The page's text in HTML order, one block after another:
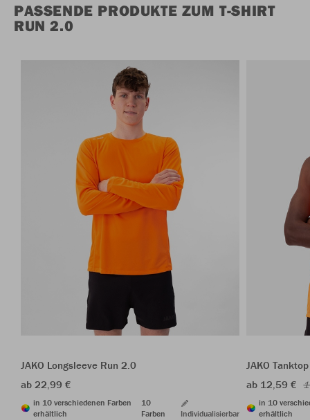
PASSENDE PRODUKTE ZUM T-SHIRT
RUN 2.0
JAKO Longsleeve Run 2.0
ab 22,99 €
in 10 verschiedenen Farben
erhältlich
10
Farben
Individualisierbar
JAKO
ab 12,59 €
in 10
erhältlich